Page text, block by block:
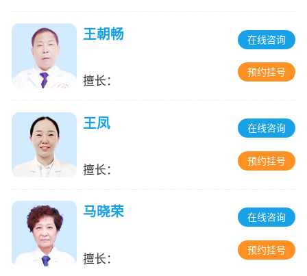
王朝畅
擅长：
在线咨询
预约挂号
王凤
擅长：
在线咨询
预约挂号
马晓荣
擅长：
在线咨询
预约挂号